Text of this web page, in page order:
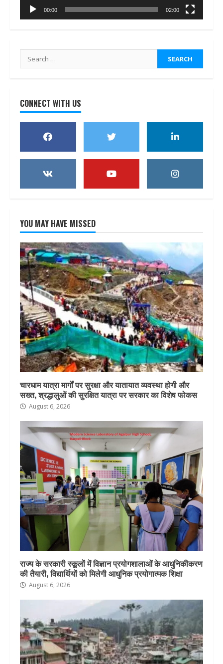
00:00 02:00
Search
for:
CONNECT WITH US
YOU MAY HAVE MISSED
चारधाम यात्रा मार्गों पर सुरक्षा और यातायात व्यवस्था होगी और
सख्त, श्रद्धालुओं की सुरक्षित यात्रा पर सरकार का विशेष फोकस
August 6, 2026
राज्य के सरकारी स्कूलों में विज्ञान प्रयोगशालाओं के आधुनिकीकरण
की तैयारी, विद्यार्थियों को मिलेगी आधुनिक प्रयोगात्मक शिक्षा
August 6, 2026